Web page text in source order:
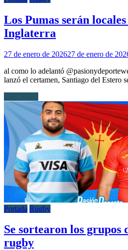
Los Pumas serán
Inglaterra
27 de enero de 202627 de enero de
al como lo adelantó
lanzó el certamen, Santiago del Estero
Portada Rugby
Se sortearon los grupos
rugby